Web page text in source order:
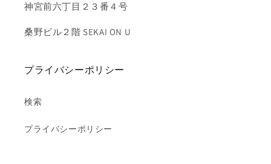
神宮前六丁目２３番４号
桑野ビル２階 SEKAI ON U
プライバシーポリシー
検索
プライバシーポリシー